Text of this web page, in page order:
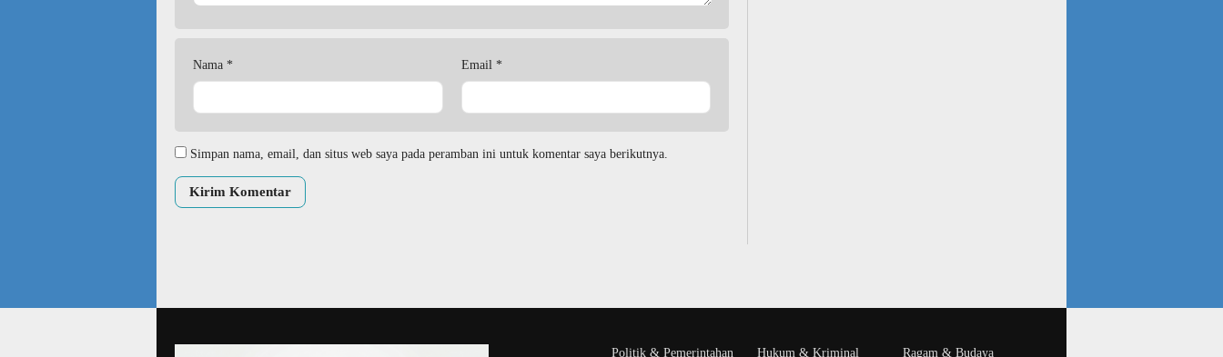
Nama * Email *
Simpan nama, email, dan situs web saya pada peramban ini untuk komentar saya berikutnya.
Politik & Pemerintahan Hukum & Kriminal Ragam & Budaya